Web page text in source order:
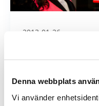
Denna webbplats
Vi använder
2013-01-26
Göteborgs
har tecknat ett 3-